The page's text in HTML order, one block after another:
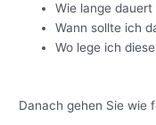
Wie lange
Wann sollte ich
Wo lege ich
Danach gehen Sie wie